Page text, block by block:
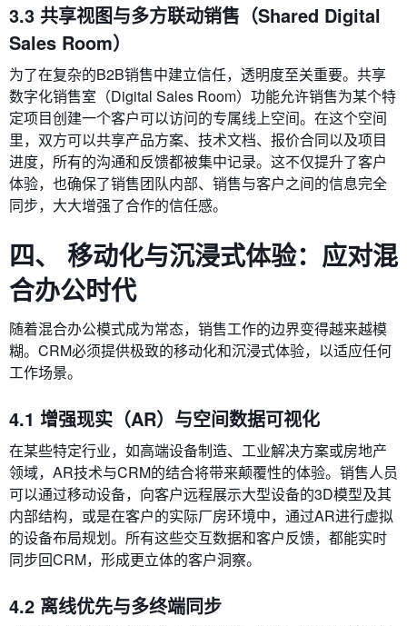
3.3 共享视图与多方联动销售（Shared Digital
Sales Room）
为了在复杂的B2B销售中建立信任，透明度至关重要。共享
数字化销售室（Digital Sales Room）功能允许销售为某个特
定项目创建一个客户可以访问的专属线上空间。在这个空间
里，双方可以共享产品方案、技术文档、报价合同以及项目
进度，所有的沟通和反馈都被集中记录。这不仅提升了客户
体验，也确保了销售团队内部、销售与客户之间的信息完全
同步，大大增强了合作的信任感。
四、 移动化与沉浸式体验：应对混
合办公时代
随着混合办公模式成为常态，销售工作的边界变得越来越模
糊。CRM必须提供极致的移动化和沉浸式体验，以适应任何
工作场景。
4.1 增强现实（AR）与空间数据可视化
在某些特定行业，如高端设备制造、工业解决方案或房地产
领域，AR技术与CRM的结合将带来颠覆性的体验。销售人员
可以通过移动设备，向客户远程展示大型设备的3D模型及其
内部结构，或是在客户的实际厂房环境中，通过AR进行虚拟
的设备布局规划。所有这些交互数据和客户反馈，都能实时
同步回CRM，形成更立体的客户洞察。
4.2 离线优先与多终端同步